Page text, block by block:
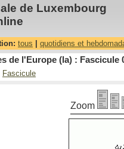
de Luxembourg
tous quotidiens et
de l'Europe (la) : Fascicule
Fascicule
Zoom